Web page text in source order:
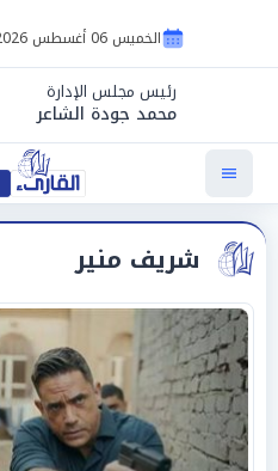
الخميس 06 أغسطس 2026
رئيس مجلس الإدارة
محمد جودة الشاعر
شريف منير